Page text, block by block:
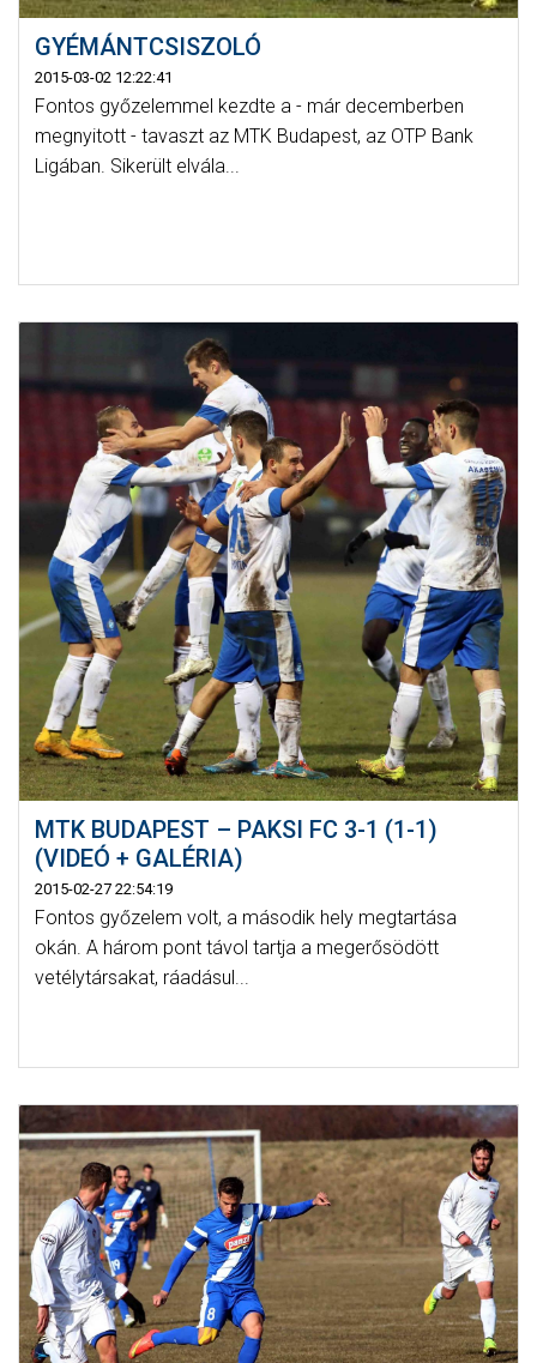
GYÉMÁNTCSISZOLÓ
2015-03-02 12:22:41
Fontos győzelemmel kezdte a - már decemberben
megnyitott - tavaszt az MTK Budapest, az OTP Bank
Ligában. Sikerült elvála...
MTK BUDAPEST – PAKSI FC 3-1 (1-1)
(VIDEÓ + GALÉRIA)
2015-02-27 22:54:19
Fontos győzelem volt, a második hely megtartása
okán. A három pont távol tartja a megerősödött
vetélytársakat, ráadásul...